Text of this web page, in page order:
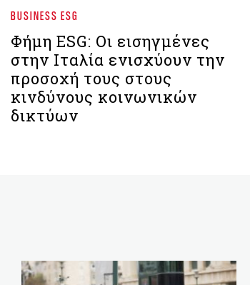
BUSINESS ESG
Φήμη ESG: Οι εισηγμένες
στην Ιταλία ενισχύουν την
προσοχή τους στους
κινδύνους κοινωνικών
δικτύων